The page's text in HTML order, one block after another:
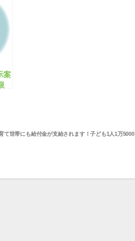
案
て世帯にも給付金が支給されます！子ども1人1万5000